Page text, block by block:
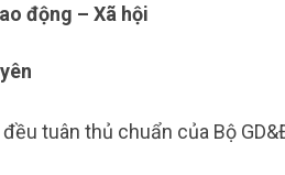
động – Xã hội
tuân thủ chuẩn của Bộ